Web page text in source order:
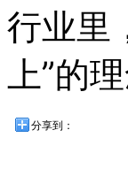
行业里
上”的理
分享到：